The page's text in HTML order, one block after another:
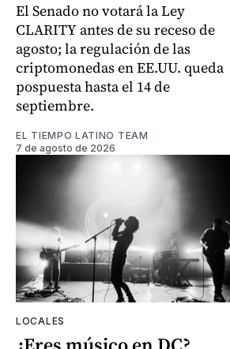
El Senado no votará la Ley
CLARITY antes de su receso de
agosto; la regulación de las
criptomonedas en EE.UU. queda
pospuesta hasta el 14 de
septiembre.
EL TIEMPO LATINO TEAM
7 de agosto de 2026
LOCALES